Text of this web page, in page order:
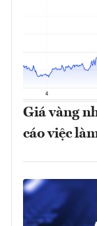
Giá vàng
cáo việc